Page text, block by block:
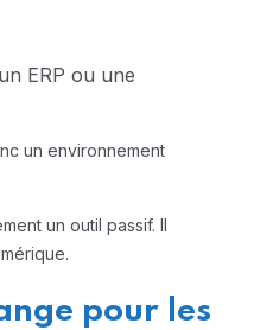
ERP ou une
un environnement
un outil passif. Il
pour les